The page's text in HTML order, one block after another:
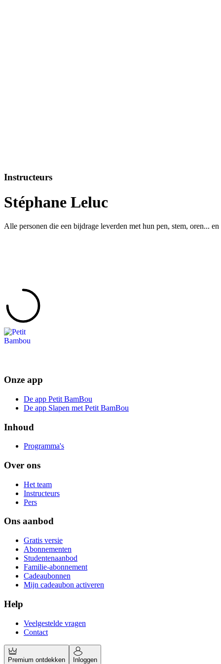
Instructeurs
Stéphane Leluc
Alle personen die een bijdrage leverden met hun pen, stem, oren... en
Onze app
De app Petit BamBou
De app Slapen met Petit BamBou
Inhoud
Programma's
Over ons
Het team
Instructeurs
Pers
Ons aanbod
Gratis versie
Abonnementen
Studentenaanbod
Familie-abonnement
Cadeaubonnen
Mijn cadeaubon activeren
Help
Veelgestelde vragen
Contact
Premium ontdekken Inloggen